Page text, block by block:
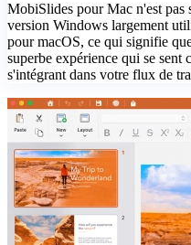
MobiSlides pour Mac n'est pas
version Windows largement
pour macOS, ce qui signifie
superbe expérience qui se sent
s'intégrant dans votre flux de